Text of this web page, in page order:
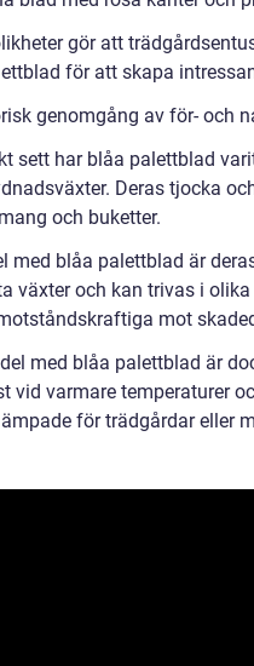
gör att
för att skapa
genomgång av för- och
sett har blåa palettblad
Deras tjocka
och buketter.
med blåa palettblad är
växter och kan trivas i
mot
med blåa palettblad är
vid varmare temperaturer
för trädgårdar eller